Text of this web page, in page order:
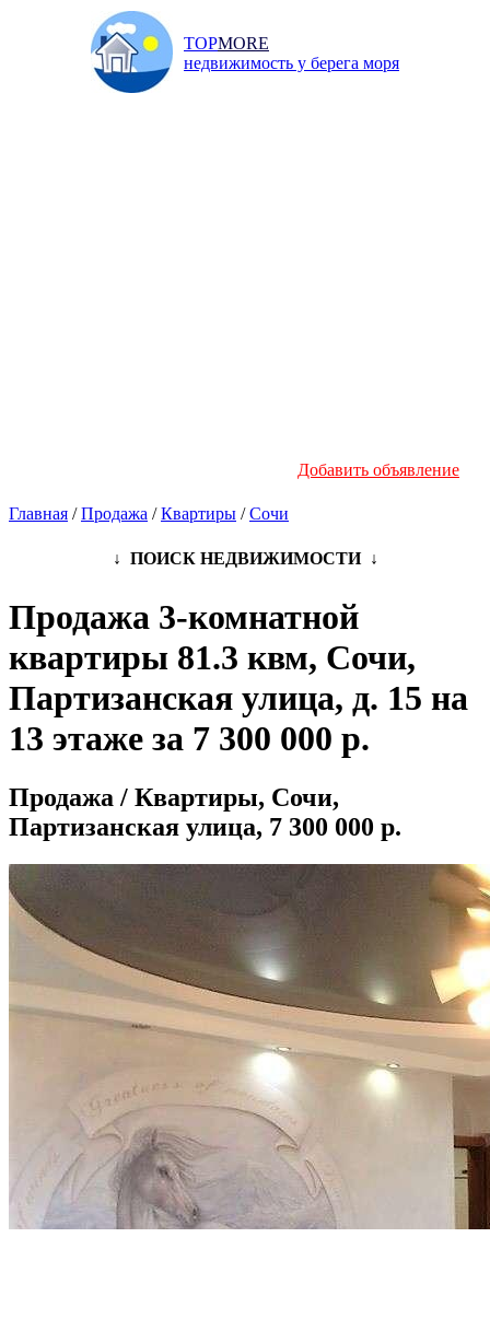
TOPMORE
недвижимость у берега моря
Добавить объявление
Главная /Продажа /Квартиры /Сочи
↓ ПОИСК НЕДВИЖИМОСТИ ↓
Продажа 3-комнатной
квартиры 81.3 квм, Сочи,
Партизанская улица, д. 15 на
13 этаже за 7 300 000 р.
Продажа / Квартиры, Сочи,
Партизанская улица, 7 300 000 р.